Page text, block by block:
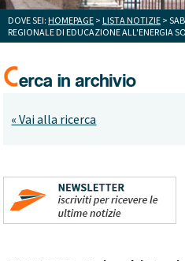
DOVE SEI: HOMEPAGE > LISTA NOTIZIE >
REGIONALE DI EDUCAZIONE ALL'ENERGIA
« Vai alla ricerca